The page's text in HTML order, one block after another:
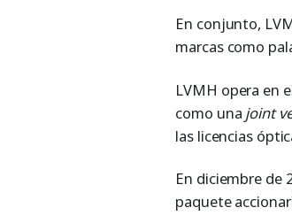
En conjunto,
marcas como
LVMH opera en
como una joint
las licencias
En diciembre de
paquete